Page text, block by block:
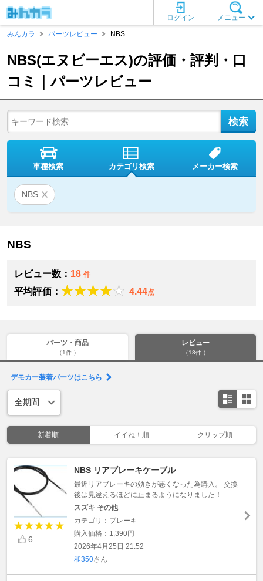
メニュー
ログイン
みんカラ
パーツレビュー NBS
NBS(エヌビーエス)の評価・評判・口
コミ｜パーツレビュー
車種検索 カテゴリ検索 メーカー検索
NBS
NBS
レビュー数： 18 件
平均評価： 4.44点
パーツ・商品
（1件 ）
レビュー
（18件 ）
デモカー装着パーツはこちら
新着順 イイね！順 クリップ順
6
NBS リアブレーキケーブル
最近リアブレーキの効きが悪くなった為購入。 交換
後は見違えるほどに止まるようになりました！
スズキ その他
カテゴリ：ブレーキ
購入価格：1,390円
2026年4月25日 21:52
和350さん